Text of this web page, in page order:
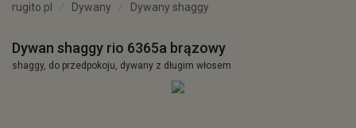
rugito.pl Dywany Dywany shaggy
Dywan shaggy rio 6365a brązowy
shaggy, do przedpokoju, dywany z długim włosem